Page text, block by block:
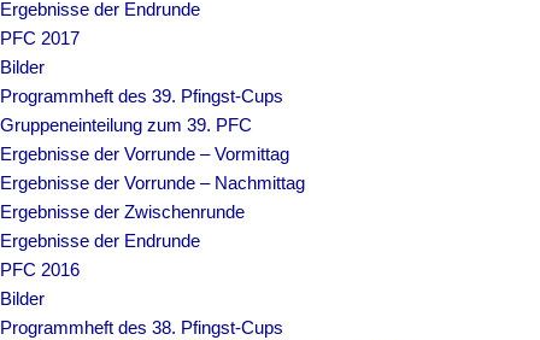
Ergebnisse der Endrunde
PFC 2017
Bilder
Programmheft des 39. Pfingst-Cups
Gruppeneinteilung zum 39. PFC
Ergebnisse der Vorrunde – Vormittag
Ergebnisse der Vorrunde – Nachmittag
Ergebnisse der Zwischenrunde
Ergebnisse der Endrunde
PFC 2016
Bilder
Programmheft des 38. Pfingst-Cups